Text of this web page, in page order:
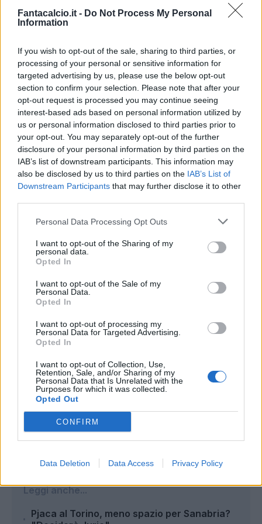
Fantacalcio.it - Do Not Process My Personal
Information
If you wish to opt-out of the sale, sharing to third parties, or
processing of your personal or sensitive information for
targeted advertising by us, please use the below opt-out
section to confirm your selection. Please note that after your
opt-out request is processed you may continue seeing
interest-based ads based on personal information utilized by
us or personal information disclosed to third parties prior to
your opt-out. You may separately opt-out of the further
disclosure of your personal information by third parties on the
IAB’s list of downstream participants. This information may
also be disclosed by us to third parties on the IAB’s List of
Downstream Participants that may further disclose it to other
Personal Data Processing Opt Outs
I want to opt-out of the Sharing of my
personal data.
Opted In
I want to opt-out of the Sale of my
Personal Data.
Opted In
I want to opt-out of processing my
Personal Data for Targeted Advertising.
Opted In
I want to opt-out of Collection, Use,
Retention, Sale, and/or Sharing of my
Personal Data that Is Unrelated with the
Purposes for which it was collected.
Opted Out
CONFIRM
Data Deletion Data Access Privacy Policy
“Sì”.
accelerato per darlo a Juric?
“No, quando uno vuole un giocatore va a
fondo elo prende.Siccome il Torino non è
andato ancora a fondo vuole dire che finora
non si è convinto”.
C’è qualche altra società che è in procinto di
sferrare la stoccata risolutiva?
momento, è arrivato alla trattativa conclusiva”
Autore
Redazione Fantacalcio.it
Leggi anche...
Pjaca al Torino, meno spazio per Sanabria?